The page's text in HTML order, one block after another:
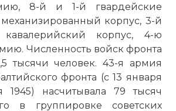
8-й и 1-й гвардейские
корпус, 3-й
кавалерийский корпус, 4-ю
Численность войск фронта
тысячи человек. 43-я армия
фронта (с 13 января
насчитывала 79 тысяч
в группировке советских